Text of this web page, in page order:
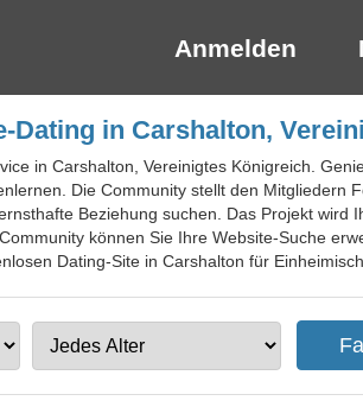
Anmelden
Dating in Carshalton,
in Carshalton, Vereinigtes Königreich.
Die Community stellt den Mitgliedern
Beziehung suchen. Das Projekt wird
können Sie Ihre Website-Suche
Dating-Site in Carshalton für